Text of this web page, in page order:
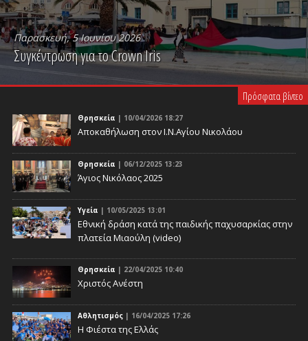
Παρασκευή, 5 Ιουνίου 2026
Συγκέντρωση για το Crown Iris
PLAY VIDEO
Πρόσφατα βίντεο
Θρησκεία | 10/04/2026 18:27
Αποκαθήλωση στον Ι.Ν.Αγίου Νικολάου
Θρησκεία | 06/12/2025 13:23
Άγιος Νικόλαος 2025
Υγεία | 10/05/2025 13:01
Eθνική δράση κατά της παιδικής παχυσαρκίας στην
πλατεία Μιαούλη (video)
Θρησκεία | 22/04/2025 10:40
Χριστός Ανέστη
Αθλητισμός | 16/04/2025 17:26
Η Φιέστα της Ελλάς